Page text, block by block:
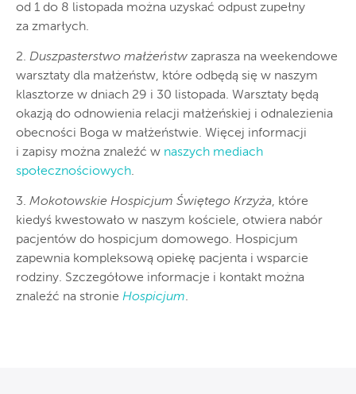
od 1 do 8 listopada można uzyskać odpust zupełny
za zmarłych.
2. Duszpasterstwo małżeństw zaprasza na weekendowe
warsztaty dla małżeństw, które odbędą się w naszym
klasztorze w dniach 29 i 30 listopada. Warsztaty będą
okazją do odnowienia relacji małżeńskiej i odnalezienia
obecności Boga w małżeństwie. Więcej informacji
i zapisy można znaleźć w naszych mediach
społecznościowych.
3. Mokotowskie Hospicjum Świętego Krzyża, które
kiedyś kwestowało w naszym kościele, otwiera nabór
pacjentów do hospicjum domowego. Hospicjum
zapewnia kompleksową opiekę pacjenta i wsparcie
rodziny. Szczegółowe informacje i kontakt można
znaleźć na stronie Hospicjum.